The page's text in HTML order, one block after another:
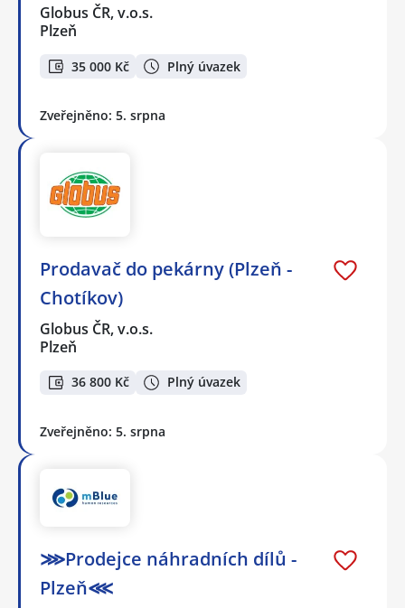
Globus ČR, v.o.s.
Plzeň
35 000 Kč Plný úvazek
Zveřejněno: 5. srpna
Prodavač do pekárny (Plzeň -
Chotíkov)
Globus ČR, v.o.s.
Plzeň
36 800 Kč Plný úvazek
Zveřejněno: 5. srpna
⋙Prodejce náhradních dílů -
Plzeň⋘